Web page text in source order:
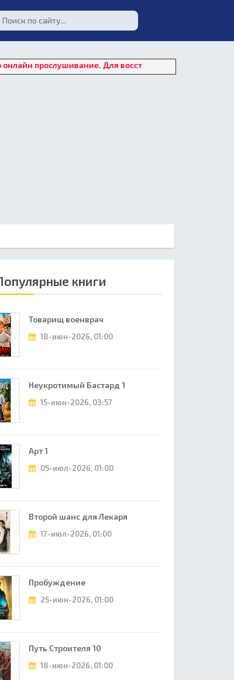
Для восстановления работы плеера
книги
Товарищ военврач
18-июн-2026, 01:00
Неукротимый Бастард 1
15-июн-2026, 03:57
Арт 1
05-июл-2026, 01:00
Второй шанс для Лекаря
17-июл-2026, 01:00
Пробуждение
25-июн-2026, 01:00
Путь Строителя 10
18-июн-2026, 01:00